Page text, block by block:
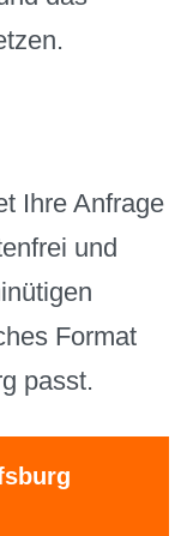
Ihre Anfrage
und
Format
passt.